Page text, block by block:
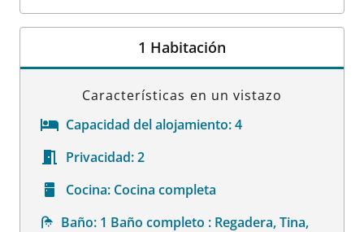
Datos de la habitación
1 Habitación
Características en un vistazo
Capacidad del alojamiento:4
Privacidad:2
Cocina: Cocina completa
Baño: 1 Baño completo : Regadera, Tina,